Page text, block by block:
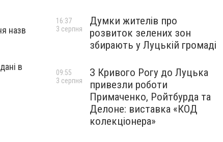
назв
в
Думки жителів про
розвиток зелених зон
збирають у Луцькій громаді
16:37
3 серпня
З Кривого Рогу до Луцька
привезли роботи
Примаченко, Ройтбурда та
Делоне: виставка «КОД
колекціонера»
09:55
3 серпня